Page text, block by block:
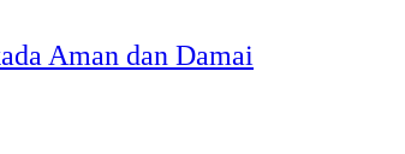
Aman dan Damai